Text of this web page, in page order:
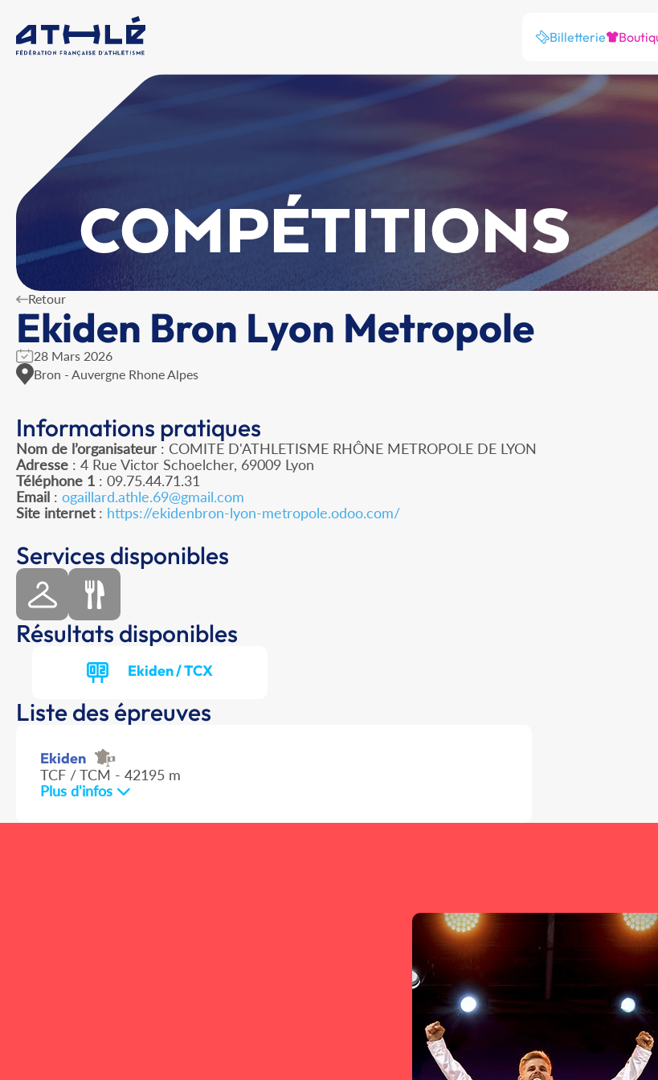
Billetterie
COMPÉTITIONS
Retour
Ekiden Bron Lyon Metropole
28 Mars 2026
Bron - Auvergne Rhone Alpes
Informations pratiques
Nom de l’organisateur : COMITE D'ATHLETISME RHÔNE METROPOLE DE LYON
Adresse : 4 Rue Victor Schoelcher, 69009 Lyon
Téléphone 1 : 09.75.44.71.31
Email : ogaillard.athle.69@gmail.com
Site internet: https://ekidenbron-lyon-metropole.odoo.com/
Services disponibles
Résultats disponibles
Ekiden / TCX
Liste des épreuves
Ekiden
TCF / TCM - 42195 m
Plus d'infos